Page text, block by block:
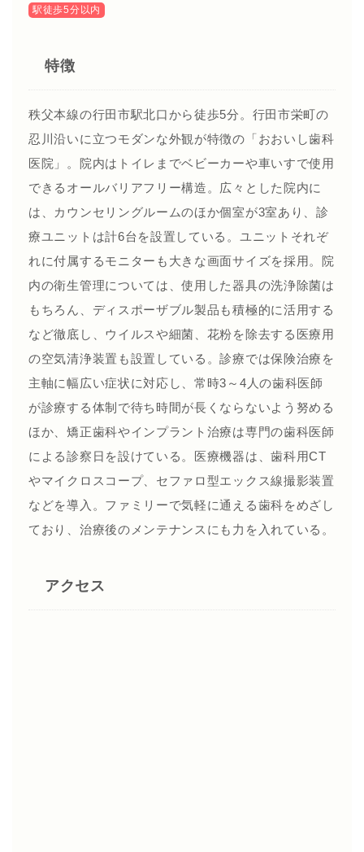
駅徒歩5分以内
特徴
秩父本線の行田市駅北口から徒歩5分。行田市栄町の
忍川沿いに立つモダンな外観が特徴の「おおいし歯科
医院」。院内はトイレまでベビーカーや車いすで使用
できるオールバリアフリー構造。広々とした院内に
は、カウンセリングルームのほか個室が3室あり、診
療ユニットは計6台を設置している。ユニットそれぞ
れに付属するモニターも大きな画面サイズを採用。院
内の衛生管理については、使用した器具の洗浄除菌は
もちろん、ディスポーザブル製品も積極的に活用する
など徹底し、ウイルスや細菌、花粉を除去する医療用
の空気清浄装置も設置している。診療では保険治療を
主軸に幅広い症状に対応し、常時3～4人の歯科医師
が診療する体制で待ち時間が長くならないよう努める
ほか、矯正歯科やインプラント治療は専門の歯科医師
による診察日を設けている。医療機器は、歯科用CT
やマイクロスコープ、セファロ型エックス線撮影装置
などを導入。ファミリーで気軽に通える歯科をめざし
ており、治療後のメンテナンスにも力を入れている。
アクセス